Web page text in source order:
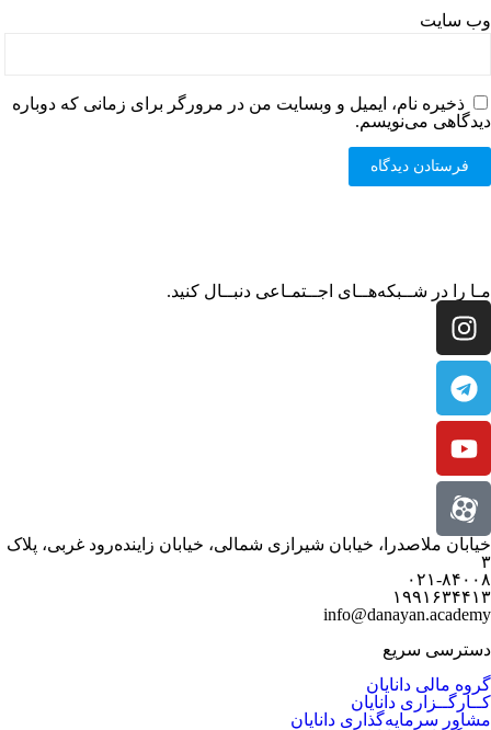
وب‌ سایت
ذخیره نام، ایمیل و وبسایت من در مرورگر برای زمانی که دوباره
دیدگاهی می‌نویسم.
مـا را در شــبکه‌هــای اجــتمـاعی دنبــال کنید.
خیابان ملاصدرا، خیابان شیرازی شمالی، خیابان زاینده‌رود غربی، پلاک
۳
۰۲۱-۸۴۰۰۸
۱۹۹۱۶۳۴۴۱۳
info@danayan.academy
دسترسی سریع
گروه مالی دانایان
کــارگــزاری دانایان
مشاور سرمایه‌گذاری دانایان